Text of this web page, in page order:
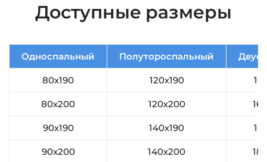
Доступные размеры
Односпальный Полутороспальный
80х190 120х190
80x200 120х200
90х190 140х190
90х200 140х200